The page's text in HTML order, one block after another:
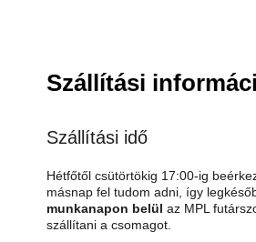
Szállítási
Szállítási idő
Hétfőtől csütörtökig 17:00-ig
másnap fel tudom adni, így
munkanapon belül az MPL
szállítani a csomagot.